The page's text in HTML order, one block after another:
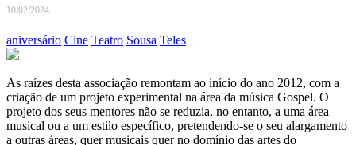
10/02/2024
aniversário Cine Teatro Sousa Teles
As raízes desta associação remontam ao início do ano 2012, com a
criação de um projeto experimental na área da música Gospel. O
projeto dos seus mentores não se reduzia, no entanto, a uma área
musical ou a um estilo específico, pretendendo-se o seu alargamento
a outras áreas, quer musicais quer no domínio das artes do